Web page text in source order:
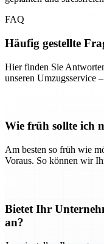
FAQ
Häufig gestellte
Hier finden Sie
unseren Umzugsservice
Wie früh sollte ich
Am besten so früh wie
Voraus. So können wir
Bietet Ihr
an?